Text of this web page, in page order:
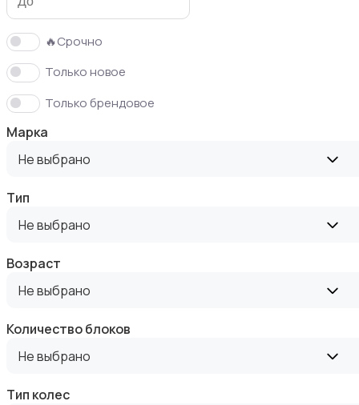
Кормление и питание
Купание
🔥Срочно
Только новое
Только брендовое
Марка
Не выбрано
Тип
Не выбрано
Возраст
Не выбрано
Количество блоков
Не выбрано
Тип колес